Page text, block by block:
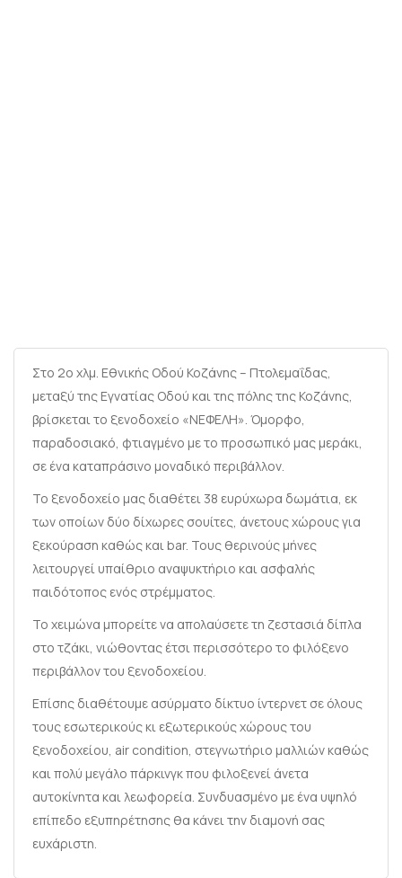
Στο 2ο χλμ. Εθνικής Οδού Κοζάνης – Πτολεμαΐδας,
μεταξύ της Εγνατίας Οδού και της πόλης της Κοζάνης,
βρίσκεται το ξενοδοχείο «ΝΕΦΕΛΗ». Όμορφο,
παραδοσιακό, φτιαγμένο με το προσωπικό μας μεράκι,
σε ένα καταπράσινο μοναδικό περιβάλλον.
Το ξενοδοχείο μας διαθέτει 38 ευρύχωρα δωμάτια, εκ
των οποίων δύο δίχωρες σουίτες, άνετους χώρους για
ξεκούραση καθώς και bar. Τους θερινούς μήνες
λειτουργεί υπαίθριο αναψυκτήριο και ασφαλής
παιδότοπος ενός στρέμματος.
Το χειμώνα μπορείτε να απολαύσετε τη ζεστασιά δίπλα
στο τζάκι, νιώθοντας έτσι περισσότερο το φιλόξενο
περιβάλλον του ξενοδοχείου.
Επίσης διαθέτουμε ασύρματο δίκτυο ίντερνετ σε όλους
τους εσωτερικούς κι εξωτερικούς χώρους του
ξενοδοχείου, air condition, στεγνωτήριο μαλλιών καθώς
και πολύ μεγάλο πάρκινγκ που φιλοξενεί άνετα
αυτοκίνητα και λεωφορεία. Συνδυασμένο με ένα υψηλό
επίπεδο εξυπηρέτησης θα κάνει την διαμονή σας
ευχάριστη.